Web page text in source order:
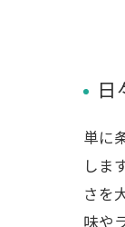
日
単に
しま
さを
味や